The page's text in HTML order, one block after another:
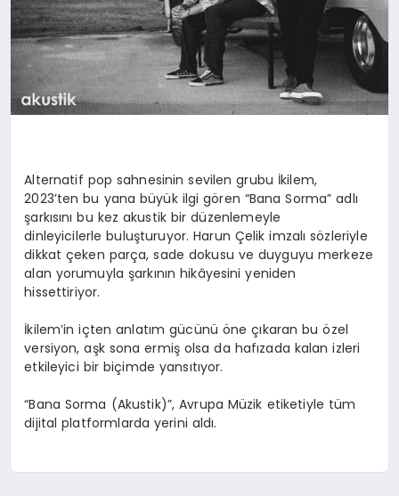
Alternatif pop sahnesinin sevilen grubu İkilem,
2023’ten bu yana büyük ilgi gören “Bana Sorma” adlı
şarkısını bu kez akustik bir düzenlemeyle
dinleyicilerle buluşturuyor. Harun Çelik imzalı sözleriyle
dikkat çeken parça, sade dokusu ve duyguyu merkeze
alan yorumuyla şarkının hikâyesini yeniden
hissettiriyor.
İkilem’in içten anlatım gücünü öne çıkaran bu özel
versiyon, aşk sona ermiş olsa da hafızada kalan izleri
etkileyici bir biçimde yansıtıyor.
“Bana Sorma (Akustik)”, Avrupa Müzik etiketiyle tüm
dijital platformlarda yerini aldı.